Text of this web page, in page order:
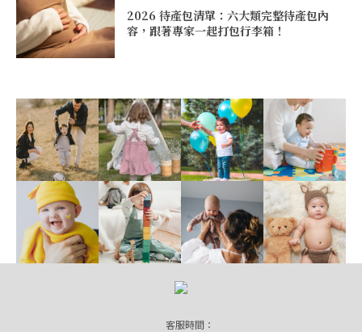
2026 待產包清單：六大類完整待產包內
容，跟著專家一起打包行李箱！
客服時間：